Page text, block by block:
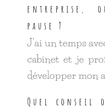
entreprise,
pause ?
J’ai un temps
cabinet et je
développer mon
Quel conseil